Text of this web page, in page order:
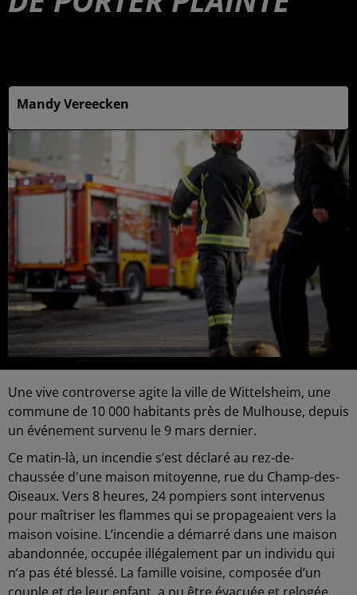
Mandy Vereecken
Une vive controverse agite la ville de Wittelsheim, une
commune de 10 000 habitants près de Mulhouse, depuis
un événement survenu le 9 mars dernier.
Ce matin-là, un incendie s’est déclaré au rez-de-
chaussée d'une maison mitoyenne, rue du Champ-des-
Oiseaux. Vers 8 heures, 24 pompiers sont intervenus
pour maîtriser les flammes qui se propageaient vers la
maison voisine. L’incendie a démarré dans une maison
abandonnée, occupée illégalement par un individu qui
n’a pas été blessé. La famille voisine, composée d’un
couple et de leur enfant, a pu être évacuée et relogée.